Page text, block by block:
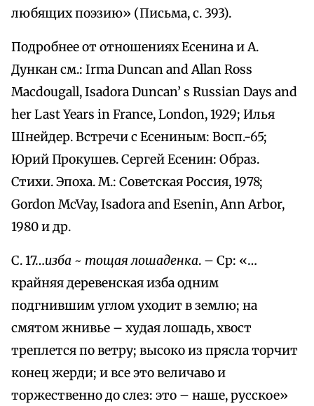
любящих поэзию» (Письма, с. 393).
Подробнее от отношениях Есенина и А.
Дункан см.: Irma Duncan and Allan Ross
Macdougall, Isadora Duncan’ s Russian Days and
her Last Years in France, London, 1929; Илья
Шнейдер. Встречи с Есениным: Восп.-65;
Юрий Прокушев. Сергей Есенин: Образ.
Стихи. Эпоха. М.: Советская Россия, 1978;
Gordon McVay, Isadora and Esenin, Ann Arbor,
1980 и др.
С. 17…изба ~ тощая лошаденка. – Ср: «…
крайняя деревенская изба одним
подгнившим углом уходит в землю; на
смятом жнивье – худая лошадь, хвост
треплется по ветру; высоко из прясла торчит
конец жерди; и все это величаво и
торжественно до слез: это – наше, русское»